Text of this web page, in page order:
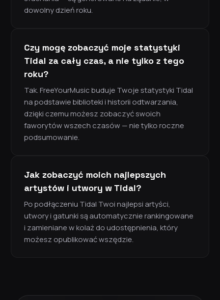
dowolny dzień roku.
Czy mogę zobaczyć moje statystyki
Tidal za cały czas, a nie tylko z tego
roku?
Tak. FreeYourMusic buduje Twoje statystyki Tidal
na podstawie biblioteki i historii odtwarzania,
dzięki czemu możesz zobaczyć swoich
faworytów wszech czasów — nie tylko roczne
podsumowanie.
Jak zobaczyć moich najlepszych
artystów i utwory w Tidal?
Po podłączeniu Tidal Twoi najlepsi artyści,
utwory i gatunki są automatycznie rankingowane
i zamieniane w kolaż do udostępnienia, który
możesz opublikować wszędzie.